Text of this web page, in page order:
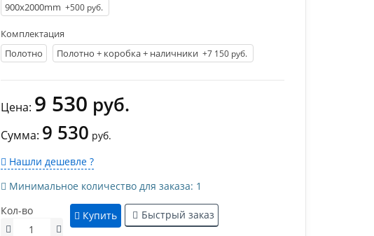
900х2000mm +500 руб.
Комплектация
Полотно
Полотно + коробка + наличники +7 150 руб.
Цена: 9 530 руб.
Сумма: 9 530 руб.
Нашли дешевле ?
Минимальное количество для заказа: 1
Кол-во
Купить Быстрый заказ